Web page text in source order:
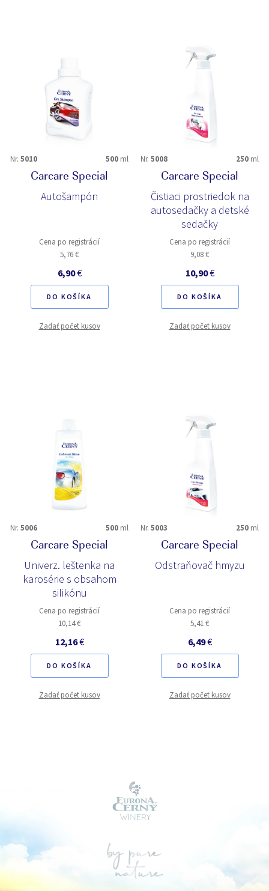
Nr. 5010 500 ml
Carcare Special
Autošampón
Cena po registrácií
5,76 €
6,90€
DO KOŠÍKA
Zadať počet kusov
Nr. 5008 250 ml
Carcare Special
Čistiaci prostriedok na
autosedačky a detské
sedačky
Cena po registrácií
9,08 €
10,90€
DO KOŠÍKA
Zadať počet kusov
Nr. 5006 500 ml
Carcare Special
Univerz. leštenka na
karosérie s obsahom
silikónu
Cena po registrácií
10,14 €
12,16€
DO KOŠÍKA
Zadať počet kusov
Nr. 5003 250 ml
Carcare Special
Odstraňovač hmyzu
Cena po registrácií
5,41 €
6,49€
DO KOŠÍKA
Zadať počet kusov